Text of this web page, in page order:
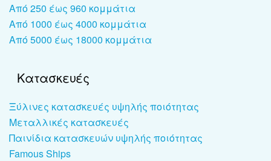
Από 250 έως 960 κομμάτια
Από 1000 έως 4000 κομμάτια
Από 5000 έως 18000 κομμάτια
Κατασκευές
Ξύλινες κατασκευές υψηλής ποιότητας
Μεταλλικές κατασκευές
Παινίδια κατασκευών υψηλής ποιότητας
Famous Ships